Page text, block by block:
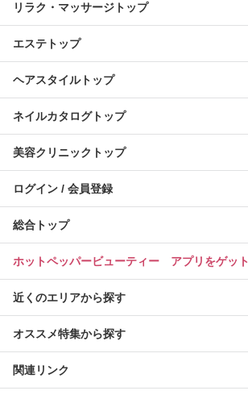
リラク・マッサージトップ
エステトップ
ヘアスタイルトップ
ネイルカタログトップ
美容クリニックトップ
ログイン / 会員登録
総合トップ
ホットペッパービューティー アプリをゲット
近くのエリアから探す
オススメ特集から探す
関連リンク